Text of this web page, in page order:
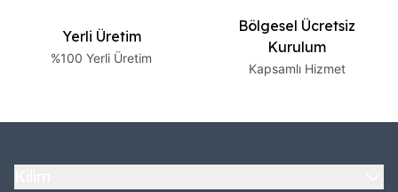
Yerli Üretim
%100 Yerli Üretim
Bölgesel Ücretsiz
Kurulum
Kapsamlı Hizmet